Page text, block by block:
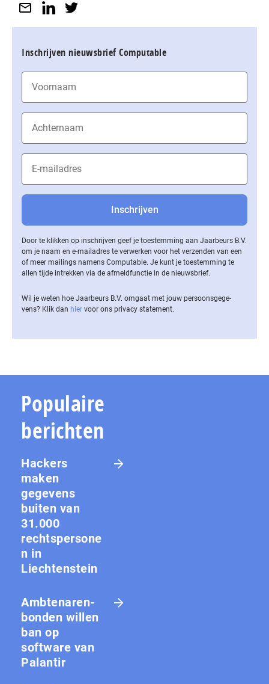
Inschrijven nieuwsbrief Computable
Door te klikken op inschrijven geef je toestemming aan Jaarbeurs B.V.
om je naam en e-mailadres te verwerken voor het verzenden van een
of meer mailings namens Computable. Je kunt je toestemming te
allen tijde intrekken via de af­meld­func­tie in de nieuwsbrief.
Wil je weten hoe Jaarbeurs B.V. omgaat met jouw per­soons­ge­ge­
vens? Klik dan hier voor ons privacy statement.
Populaire
berichten
Hackers
maken
gegevens
buiten van
31.000
rechtspersone
n in
Liechtenstein
Amb­te­na­ren­
bon­den willen
ban op
software van
Palantir